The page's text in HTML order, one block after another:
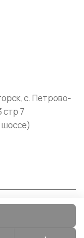
с. Петрово-
стр 7
шоссе)